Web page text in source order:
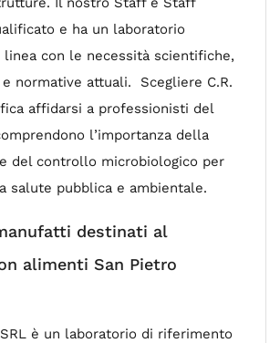
e ha un laboratorio
linea con le necessità scientifiche,
normative attuali. Scegliere C.R.
affidarsi a professionisti del
l’importanza della
del controllo microbiologico per
salute pubblica e ambientale.
destinati al
alimenti San Pietro
SRL è un laboratorio di riferimento